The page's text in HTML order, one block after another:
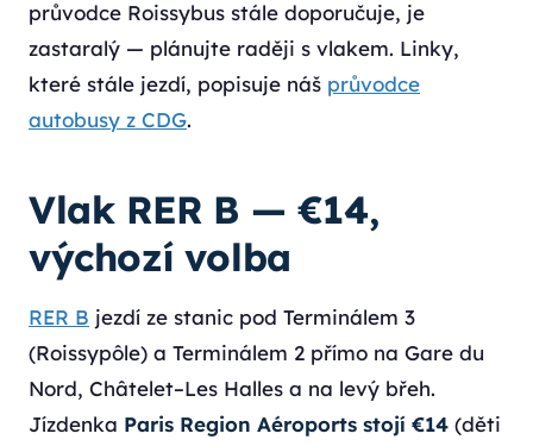
průvodce Roissybus stále doporučuje, je
zastaralý — plánujte raději s vlakem. Linky,
které stále jezdí, popisuje náš průvodce
autobusy z CDG.
Vlak RER B — €14,
výchozí volba
RER B jezdí ze stanic pod Terminálem 3
(Roissypôle) a Terminálem 2 přímo na Gare du
Nord, Châtelet–Les Halles a na levý břeh.
Jízdenka Paris Region Aéroports stojí €14 (děti